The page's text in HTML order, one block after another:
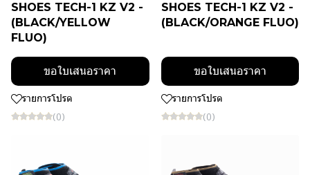
SHOES TECH-1 KZ V2 -
(BLACK/YELLOW
FLUO)
ขอใบเสนอราคา
รายการโปรด
(0)
SHOES TECH-1 KZ V2 -
(BLACK/ORANGE FLUO)
ขอใบเสนอราคา
รายการโปรด
(0)